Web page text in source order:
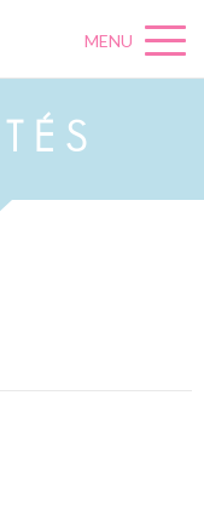
MENU
É S